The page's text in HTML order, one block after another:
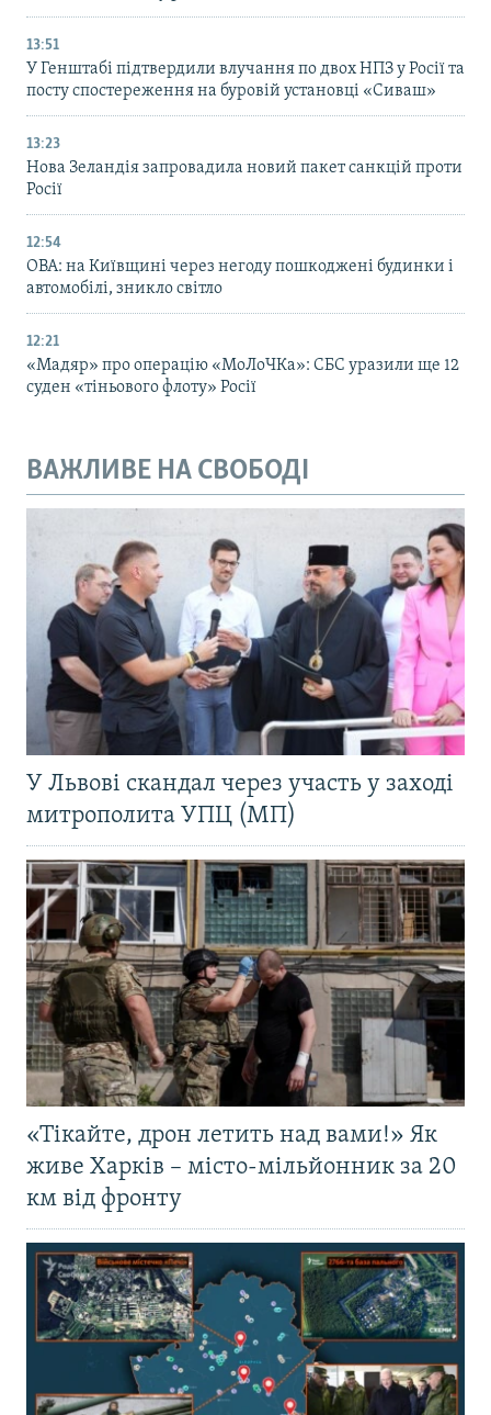
13:51
У Генштабі підтвердили влучання по двох НПЗ у Росії та
посту спостереження на буровій установці «Сиваш»
13:23
Нова Зеландія запровадила новий пакет санкцій проти
Росії
12:54
ОВА: на Київщині через негоду пошкоджені будинки і
автомобілі, зникло світло
12:21
«Мадяр» про операцію «МоЛоЧКа»: СБС уразили ще 12
суден «тіньового флоту» Росії
ВАЖЛИВЕ НА СВОБОДІ
У Львові скандал через участь у заході
митрополита УПЦ (МП)
«Тікайте, дрон летить над вами!» Як
живе Харків – місто-мільйонник за 20
км від фронту